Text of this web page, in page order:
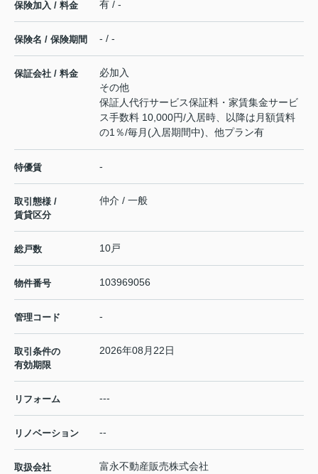
保険加入 / 料金 有 / -
保険名 / 保険期間 - / -
保証会社 / 料金
必加入
その他
保証人代行サービス保証料・家賃集金サービ
ス手数料 10,000円/入居時、以降は月額賃料
の1％/毎月(入居期間中)、他プラン有
特優賃 -
取引態様 /
賃貸区分
仲介 / 一般
総戸数 10戸
物件番号 103969056
管理コード -
取引条件の
有効期限
2026年08月22日
リフォーム ---
リノベーション --
取扱会社
富永不動産販売株式会社